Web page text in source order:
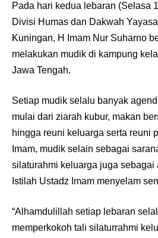
Pada hari kedua lebaran (Selasa
Divisi Humas dan Dakwah
Kuningan, H Imam Nur Suharno
melakukan mudik di kampung
Jawa Tengah.
Setiap mudik selalu banyak
mulai dari ziarah kubur, makan
hingga reuni keluarga serta reuni
Imam, mudik selain sebagai
silaturahmi keluarga juga sebagai
Istilah Ustadz Imam menyelam
“Alhamdulillah setiap lebaran
memperkokoh tali silaturrahmi